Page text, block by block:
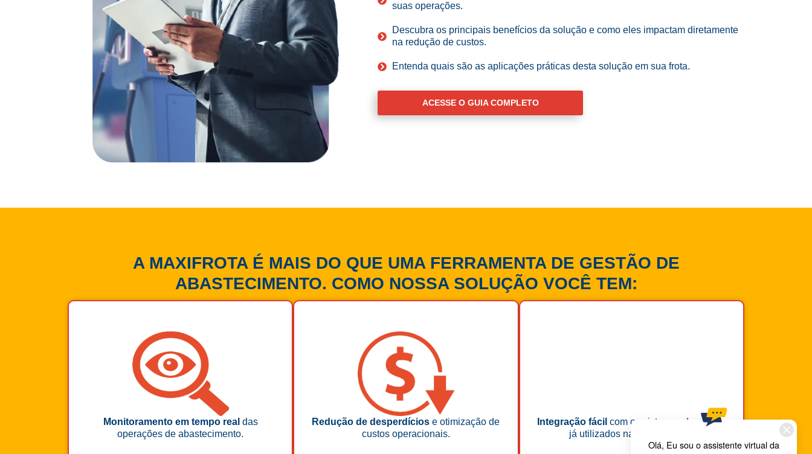
suas operações.
Descubra os principais benefícios da solução e como eles impactam diretamente
na redução de custos.
Entenda quais são as aplicações práticas desta solução em sua frota.
ACESSE O GUIA COMPLETO
A MAXIFROTA É MAIS DO QUE UMA FERRAMENTA DE GESTÃO DE
ABASTECIMENTO. COMO NOSSA SOLUÇÃO VOCÊ TEM:
Monitoramento em tempo real das
operações de abastecimento.
Redução de desperdícios e otimização de
custos operacionais.
Integração fácil com os sistemas de gestão
já utilizados na sua empresa.